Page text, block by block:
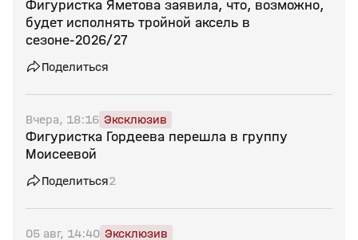
Фигуристка Яметова заявила, что, возможно,
будет исполнять тройной аксель в
сезоне‑2026/27
Поделиться
Вчера, 18:16 Эксклюзив
Фигуристка Гордеева перешла в группу
Моисеевой
Поделиться2
05 авг, 14:40 Эксклюзив